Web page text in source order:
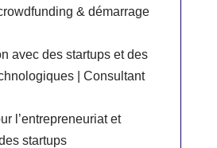
& démarrage
avec des startups et des
| Consultant
l’entrepreneuriat et
startups